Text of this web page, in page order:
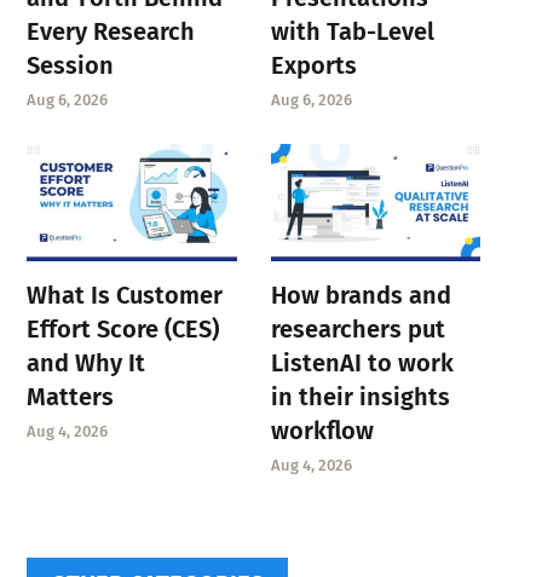
Every Research
Session
Aug 6, 2026
with Tab-Level
Exports
Aug 6, 2026
What Is Customer
Effort Score (CES)
and Why It
Matters
Aug 4, 2026
How brands and
researchers put
ListenAI to work
in their insights
workflow
Aug 4, 2026